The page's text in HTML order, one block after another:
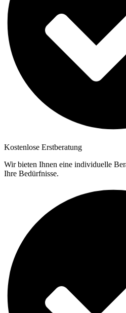
Kostenlose Erstberatung
Wir bieten Ihnen eine individuelle
Ihre Bedürfnisse.